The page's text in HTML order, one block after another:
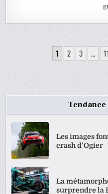
PAGINATION
1 2 3 …
Tendance
Les images
crash d’Ogier
La
surprendre la